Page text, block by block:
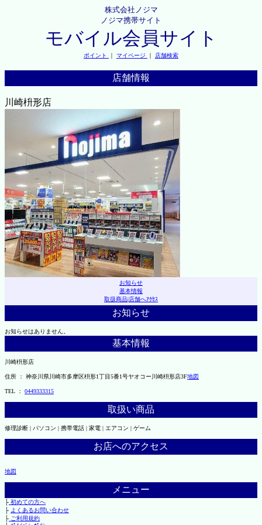
株式会社ノジマ
ノジマ携帯サイト
モバイル会員サイト
ポイント ｜ マイページ ｜ 店舗検索
店舗情報
川崎枡形店
お知らせ
基本情報
取扱商品|店舗へｱｸｾｽ
お知らせ
お知らせはありません。
基本情報
川崎枡形店
住所 ： 神奈川県川崎市多摩区枡形1丁目5番1号ヤオコー川崎枡形店3F地図
TEL ： 0449333315
取扱い商品
修理診断 | パソコン | 携帯電話 | 家電 | エアコン | ゲーム
お店へのアクセス
地図
メニュー
├初めての方へ
├ よくあるお問い合わせ
├ご利用規約